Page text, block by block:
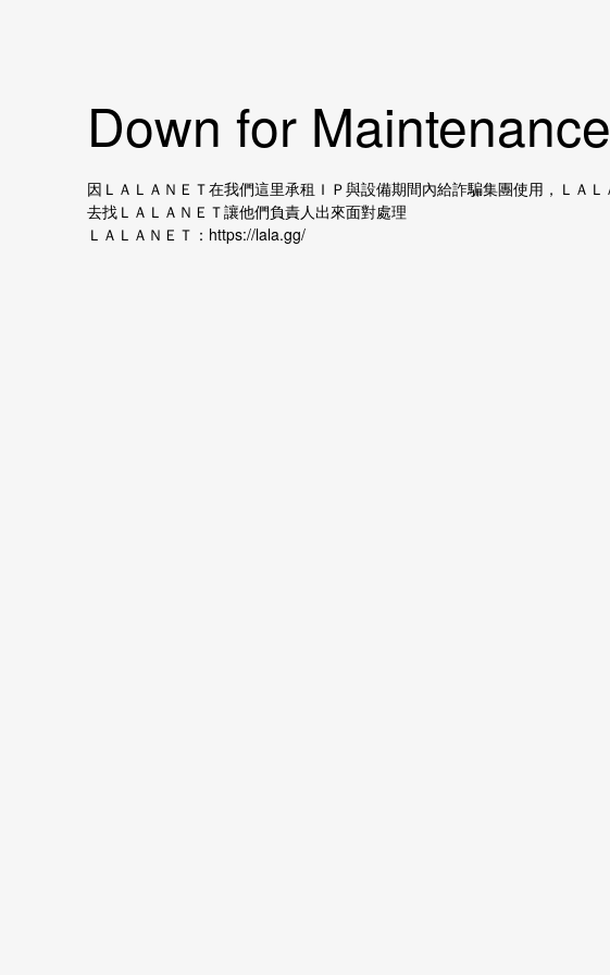
Down for
因ＬＡＬＡＮＥＴ在我們這里承租ＩＰ與設備期間內給詐騙集團使用，ＬＡ
去找ＬＡＬＡＮＥＴ讓他們負責人出來面對處理
ＬＡＬＡＮＥＴ：https://lala.gg/